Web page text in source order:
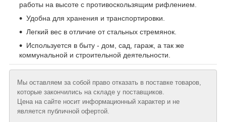
работы на высоте с противоскользящим рифлением.
Удобна для хранения и транспортировки.
Легкий вес в отличие от стальных стремянок.
Используется в быту - дом, сад, гараж, а так же
коммунальной и строительной деятельности.
Мы оставляем за собой право отказать в поставке товаров,
которые закончились на складе у поставщиков.
Цена на сайте носит информационный характер и не
является публичной офертой.